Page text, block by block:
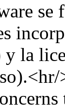
se
la